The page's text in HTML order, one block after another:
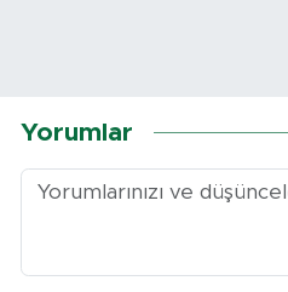
Yorumlar